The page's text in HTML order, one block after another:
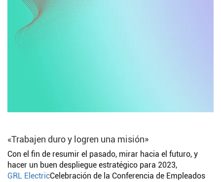
«Trabajen duro y logren una misión»
Con el fin de resumir el pasado, mirar hacia el futuro, y
hacer un buen despliegue estratégico para 2023,
GRL ElectricCelebración de la Conferencia de Empleados